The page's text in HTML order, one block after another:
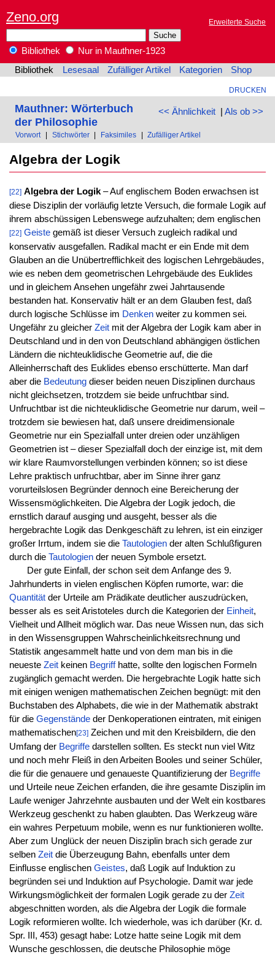
Zeno.org Erweiterte Suche
Bibliothek
Nur in Mauthner-1923
Bibliothek
Lesesaal Zufälliger Artikel Kategorien Shop
DRUCKEN
<< Ähnlichkeit| Als ob >>
Mauthner: Wörterbuch
der Philosophie
Vorwort Stichwörter Faksimiles Zufälliger Artikel
Algebra der Logik
[22] Algebra der Logik– Auf englischem Boden erwachsen ist
diese Disziplin der vorläufig letzte Versuch, die formale Logik auf
ihrem abschüssigen Lebenswege aufzuhalten; dem englischen
[22] Geistegemäß ist dieser Versuch zugleich radikal und
konservativ ausgefallen. Radikal macht er ein Ende mit dem
Glauben an die Unübertrefflichkeit des logischen Lehrgebäudes,
wie es neben dem geometrischen Lehrgebäude des Euklides
und in gleichem Ansehen ungefähr zwei Jahrtausende
bestanden hat. Konservativ hält er an dem Glauben fest, daß
durch logische Schlüsse im Denkenweiter zu kommen sei.
Ungefähr zu gleicher Zeitmit der Algebra der Logik kam aber in
Deutschland und in den von Deutschland abhängigen östlichen
Ländern die nichteuklidische Geometrie auf, die die
Alleinherrschaft des Euklides ebenso erschütterte. Man darf
aber die Bedeutungdieser beiden neuen Disziplinen durchaus
nicht gleichsetzen, trotzdem sie beide unfruchtbar sind.
Unfruchtbar ist die nichteuklidische Geometrie nur darum, weil –
trotzdem sie bewiesen hat, daß unsere dreidimensionale
Geometrie nur ein Spezialfall unter dreien oder unzähligen
Geometrien ist – dieser Spezialfall doch der einzige ist, mit dem
wir klare Raumvorstellungen verbinden können; so ist diese
Lehre praktisch unfruchtbar, aber im Sinne ihrer ganz
vorurteilslosen Begründer dennoch eine Bereicherung der
Wissensmöglichkeiten. Die Algebra der Logik jedoch, die
ernstlich darauf ausging und ausgeht, besser als die
hergebrachte Logik das Denkgeschäft zu lehren, ist ein einziger
großer Irrtum, indem sie die Tautologiender alten Schlußfiguren
durch die Tautologiender neuen Symbole ersetzt.
Der gute Einfall, der schon seit dem Anfange des 9.
Jahrhunderts in vielen englischen Köpfen rumorte, war: die
Quantitätder Urteile am Prädikate deutlicher auszudrücken,
besser als es seit Aristoteles durch die Kategorien der Einheit,
Vielheit und Allheit möglich war. Das neue Wissen nun, das sich
in den Wissensgruppen Wahrscheinlichkeitsrechnung und
Statistik angesammelt hatte und von dem man bis in die
neueste Zeitkeinen Begriffhatte, sollte den logischen Formeln
zugänglich gemacht werden. Die hergebrachte Logik hatte sich
mit einigen wenigen mathematischen Zeichen begnügt: mit den
Buchstaben des Alphabets, die wie in der Mathematik abstrakt
für die Gegenständeder Denkoperationen eintraten, mit einigen
mathematischen[23]Zeichen und mit den Kreisbildern, die den
Umfang der Begriffedarstellen sollten. Es steckt nun viel Witz
und noch mehr Fleiß in den Arbeiten Booles und seiner Schüler,
die für die genauere und genaueste Quantifizierung der Begriffe
und Urteile neue Zeichen erfanden, die ihre gesamte Disziplin im
Laufe weniger Jahrzehnte ausbauten und der Welt ein kostbares
Werkzeug geschenkt zu haben glaubten. Das Werkzeug wäre
ein wahres Perpetuum mobile, wenn es nur funktionieren wollte.
Aber zum Unglück der neuen Disziplin brach sich gerade zur
selben Zeitdie Überzeugung Bahn, ebenfalls unter dem
Einflusse englischen Geistes, daß Logik auf Induktion zu
begründen sei und Induktion auf Psychologie. Damit war jede
Wirkungsmöglichkeit der formalen Logik gerade zu der Zeit
abgeschnitten worden, als die Algebra der Logik die formale
Logik reformieren wollte. Ich wiederhole, was ich darüber (Kr. d.
Spr. III, 453) gesagt habe: Lotze hatte seine Logik mit dem
Wunsche geschlossen, die deutsche Philosophie möge